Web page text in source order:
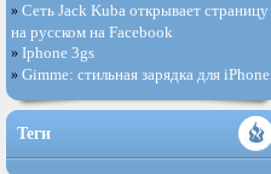
» Сеть Jack Kuba открывает страницу
на русском на Facebook
» Iphone 3gs
» Gimme: стильная зарядка для iPhone
Теги